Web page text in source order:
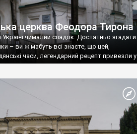
церква Феодора Тирона
чималий спадок. Достатньо згадати
– ви ж мабуть всі знаєте, що цей,
часи, легендарний рецепт привезли у